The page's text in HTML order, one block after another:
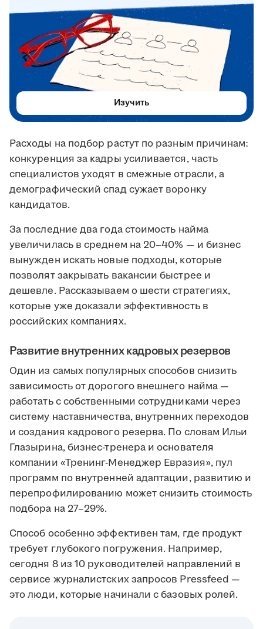
Расходы на подбор растут по разным причинам:
конкуренция за кадры усиливается, часть
специалистов уходят в смежные отрасли, а
демографический спад сужает воронку
кандидатов.
За последние два года стоимость найма
увеличилась в среднем на 20–40% — и бизнес
вынужден искать новые подходы, которые
позволят закрывать вакансии быстрее и
дешевле. Рассказываем о шести стратегиях,
которые уже доказали эффективность в
российских компаниях.
Развитие внутренних кадровых резервов
Один из самых популярных способов снизить
зависимость от дорогого внешнего найма —
работать с собственными сотрудниками через
систему наставничества, внутренних переходов
и создания кадрового резерва. По словам Ильи
Глазырина, бизнес-тренера и основателя
компании «Тренинг-Менеджер Евразия», пул
программ по внутренней адаптации, развитию и
перепрофилированию может снизить стоимость
подбора на 27–29%.
Способ особенно эффективен там, где продукт
требует глубокого погружения. Например,
сегодня 8 из 10 руководителей направлений в
сервисе журналистских запросов Pressfeed —
это люди, которые начинали с базовых ролей.
Изучить